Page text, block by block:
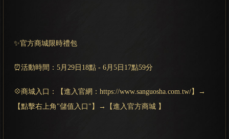
✨官方商城限時禮包
⏰活動時間：5月29日18點 - 6月5日17點59分
💠商城入口：【進入官網：https://www.sanguosha.com.tw/】→
【點擊右上角"儲值入口"】→【進入官方商城 】